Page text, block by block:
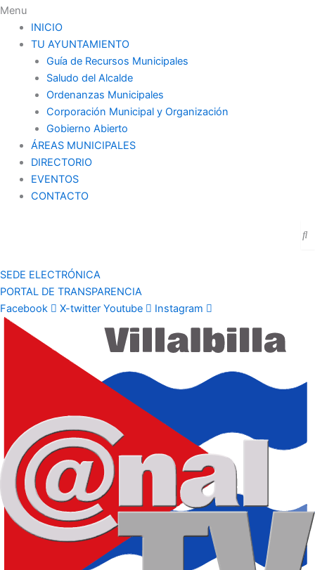
Menu
INICIO
TU AYUNTAMIENTO
Guía de Recursos Municipales
Saludo del Alcalde
Ordenanzas Municipales
Corporación Municipal y Organización
Gobierno Abierto
ÁREAS MUNICIPALES
DIRECTORIO
EVENTOS
CONTACTO
SEDE ELECTRÓNICA
PORTAL DE TRANSPARENCIA
Facebook
X-twitter Youtube Instagram